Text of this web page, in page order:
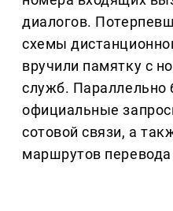
диалогов.
схемы
вручили памятку с
служб. Параллельно
официальные
сотовой связи, а
маршрутов перевода